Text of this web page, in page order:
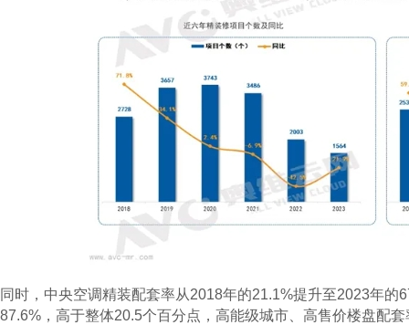
同时，中央空调精装配套率从2018年的21.1%提升至2023年
87.6%，高于整体20.5个百分点，高能级城市、高售价楼盘配